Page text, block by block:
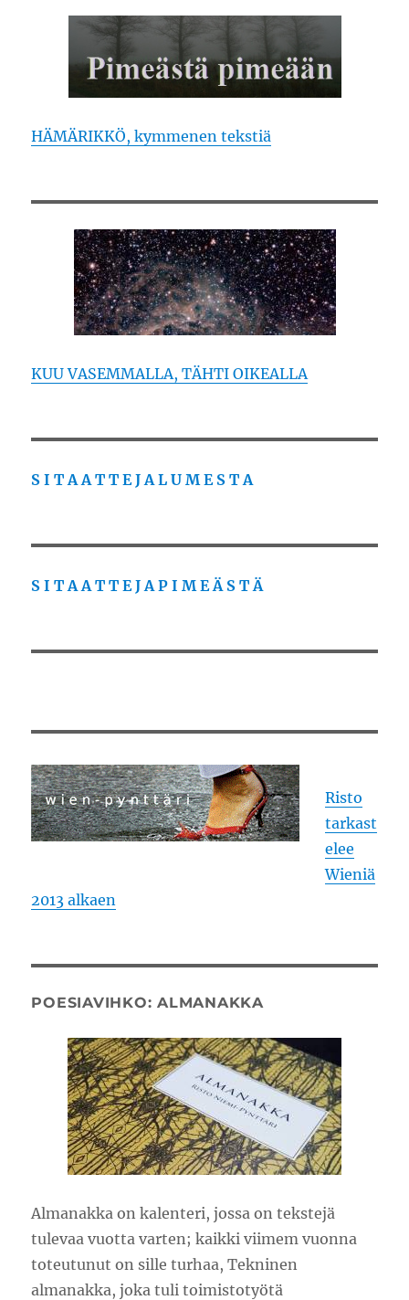
HÄMÄRIKKÖ, kymmenen tekstiä
KUU VASEMMALLA, TÄHTI OIKEALLA
S I T A A T T E J A L U M E S T A
S I T A A T T E J A P I M E Ä S T Ä
Risto
tarkast
elee
Wieniä
2013 alkaen
POESIAVIHKO: ALMANAKKA
Almanakka on kalenteri, jossa on tekstejä
tulevaa vuotta varten; kaikki viimem vuonna
toteutunut on sille turhaa, Tekninen
almanakka, joka tuli toimistotyötä